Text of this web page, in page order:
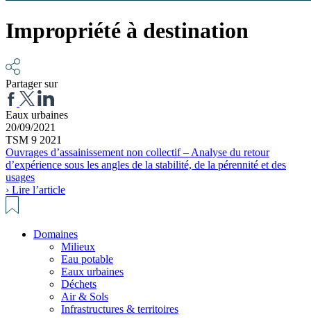
Impropriété à destination
Partager sur
Eaux urbaines
20/09/2021
TSM 9 2021
Ouvrages d’assainissement non collectif – Analyse du retour
d’expérience sous les angles de la stabilité, de la pérennité et des
usages
› Lire l’article
Domaines
Milieux
Eau potable
Eaux urbaines
Déchets
Air & Sols
Infrastructures & territoires